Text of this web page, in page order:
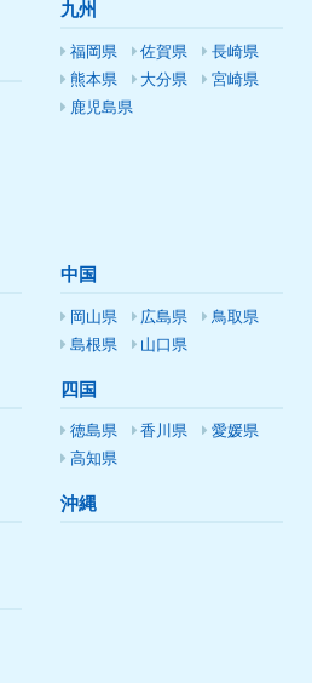
九州
福岡県 佐賀県
長崎県
熊本県
大分県
宮崎県
鹿児島県
中国
岡山県 広島県
鳥取県
島根県
山口県
四国
徳島県 香川県
愛媛県
高知県
沖縄